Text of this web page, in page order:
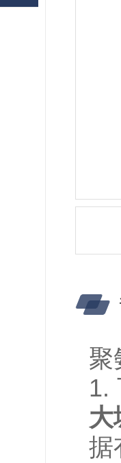
聚
1.
大
据